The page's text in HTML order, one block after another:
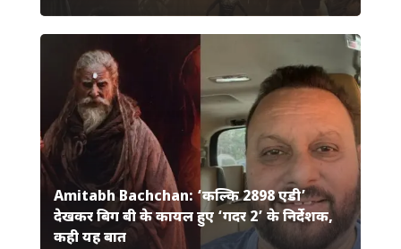
Amitabh Bachchan: ‘कल्कि 2898 एडी’
देखकर बिग बी के कायल हुए ‘गदर 2’ के निर्देशक,
कही यह बात